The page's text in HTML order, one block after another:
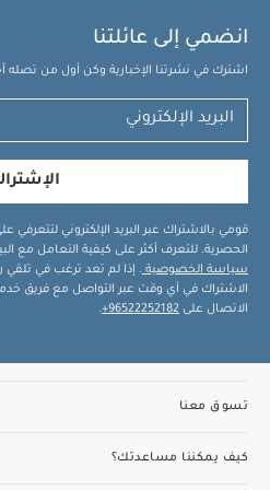
انضمي إلى عائلتنا
اشترك في نشرتنا الإخبارية وكن أول من تصله
قومي بالاشتراك عبر البريد الإلكتروني
الحصرية. للتعرف أكثر على كيفية التعامل مع
سياسة الخصوصية . إذا لم تعد ترغب في تلقي
الاشتراك في أي وقت عبر التواصل مع فريق خدمة
الاتصال على 96522252182+
.
تسوق معنا
كيف يمكننا مساعدتك؟